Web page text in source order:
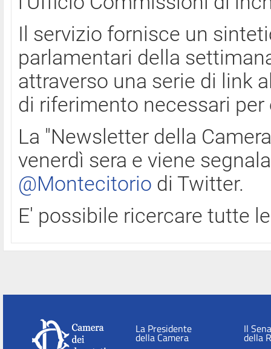
Il servizio fornisce un
parlamentari della
attraverso una serie di link
di riferimento necessari
La "Newsletter della
venerdì sera e viene
@Montecitorio di Twitter.
E' possibile ricercare tutte
La Presidente
della Camera
Il
della